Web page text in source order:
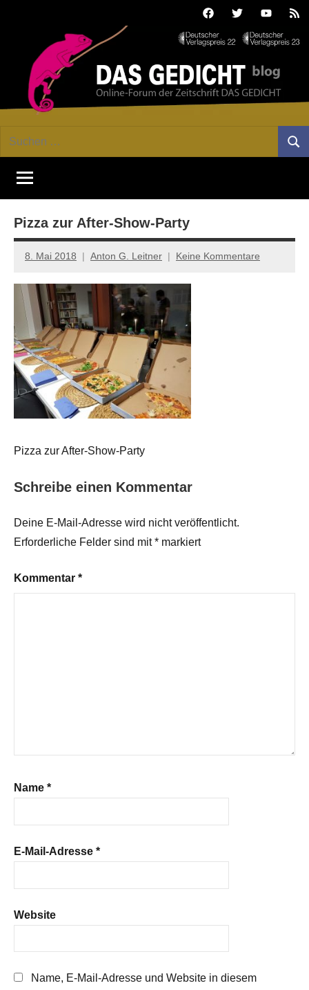
FacebookTwitterYoutube
GEDICHT
blog
Forum
von
DAS
Lyrik,
Essay
Kritik
Suchen
Pizza zur After-Show-Party
8. Mai 2018 Anton G. Leitner Keine Kommentare
Pizza zur After-Show-Party
Schreibe einen Kommentar
Deine E-Mail-Adresse wird nicht veröffentlicht.
Erforderliche Felder sind mit* markiert
Kommentar *
Name *
E-Mail-Adresse *
Website
Name, E-Mail-Adresse und Website in diesem